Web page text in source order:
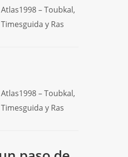
Atlas1998 – Toubkal,
Timesguida y Ras
Atlas1998 – Toubkal,
Timesguida y Ras